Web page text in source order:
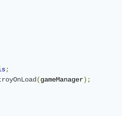
;
(gameManager);